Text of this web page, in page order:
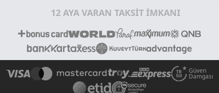
12 AYA VARAN TAKSİT İMKANI
Güven
Damgası